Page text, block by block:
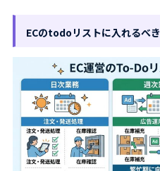
ECのtodoリストに入れるべ